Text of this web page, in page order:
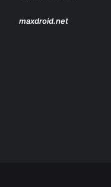
maxdroid.net